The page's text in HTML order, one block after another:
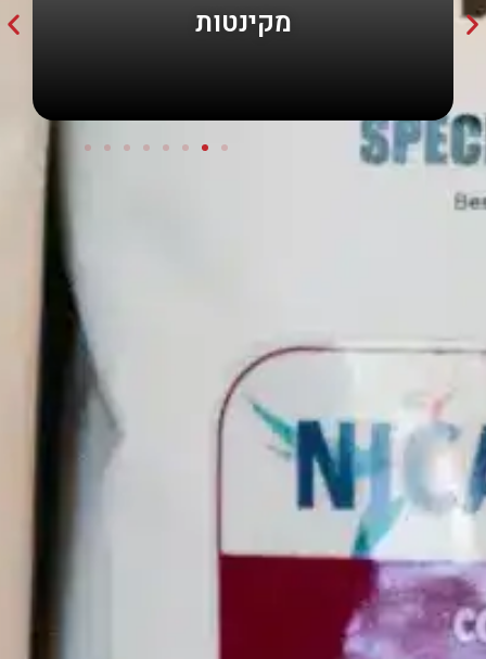
מקינטות